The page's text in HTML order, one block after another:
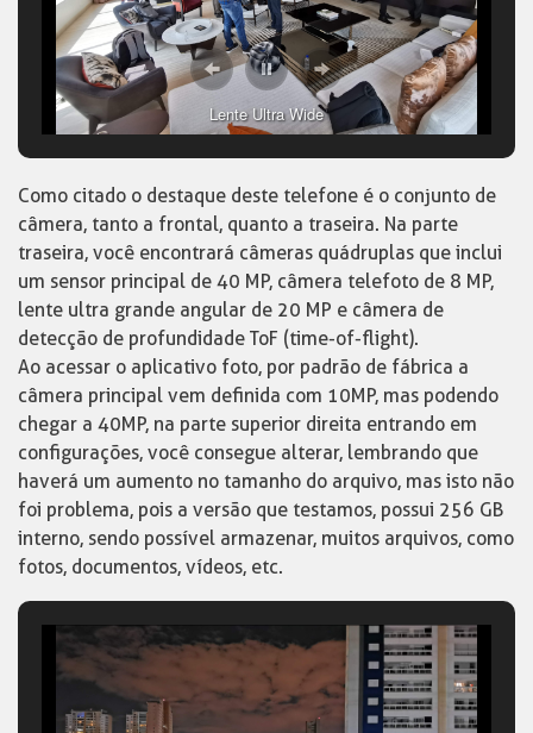
Lente Ultra Wide
Como citado o destaque deste telefone é o conjunto de
câmera, tanto a frontal, quanto a traseira. Na parte
traseira, você encontrará câmeras quádruplas que inclui
um sensor principal de 40 MP, câmera telefoto de 8 MP,
lente ultra grande angular de 20 MP e câmera de
detecção de profundidade ToF (time-of-flight).
Ao acessar o aplicativo foto, por padrão de fábrica a
câmera principal vem definida com 10MP, mas podendo
chegar a 40MP, na parte superior direita entrando em
configurações, você consegue alterar, lembrando que
haverá um aumento no tamanho do arquivo, mas isto não
foi problema, pois a versão que testamos, possui 256 GB
interno, sendo possível armazenar, muitos arquivos, como
fotos, documentos, vídeos, etc.